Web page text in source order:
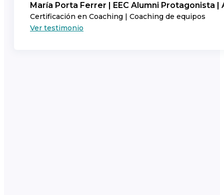
María Porta Ferrer | EEC Alumni Protagonista |
Certificación en Coaching | Coaching de equipos
Ver testimonio